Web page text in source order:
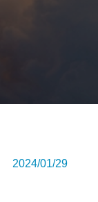
2024/01/29